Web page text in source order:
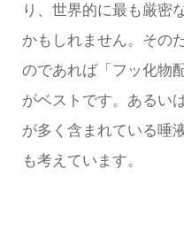
り、世界的に最も厳密
かもしれません。その
のであれば「フッ化物
がベストです。あるい
が多く含まれている唾
も考えています。